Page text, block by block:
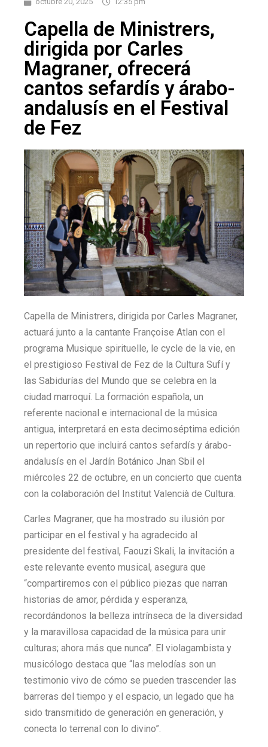
Capella de Ministrers,
dirigida por Carles
Magraner, ofrecerá
cantos sefardís y árabo-
andalusís en el Festival
de Fez
Capella de Ministrers, dirigida por Carles Magraner,
actuará junto a la cantante Françoise Atlan con el
programa Musique spirituelle, le cycle de la vie, en
el prestigioso Festival de Fez de la Cultura Sufí y
las Sabidurías del Mundo que se celebra en la
ciudad marroquí. La formación española, un
referente nacional e internacional de la música
antigua, interpretará en esta decimoséptima edición
un repertorio que incluirá cantos sefardís y árabo-
andalusís en el Jardín Botánico Jnan Sbil el
miércoles 22 de octubre, en un concierto que cuenta
con la colaboración del Institut Valencià de Cultura.
Carles Magraner, que ha mostrado su ilusión por
participar en el festival y ha agradecido al
presidente del festival, Faouzi Skali, la invitación a
este relevante evento musical, asegura que
“compartiremos con el público piezas que narran
historias de amor, pérdida y esperanza,
recordándonos la belleza intrínseca de la diversidad
y la maravillosa capacidad de la música para unir
culturas; ahora más que nunca”. El violagambista y
musicólogo destaca que “las melodías son un
testimonio vivo de cómo se pueden trascender las
barreras del tiempo y el espacio, un legado que ha
sido transmitido de generación en generación, y
conecta lo terrenal con lo divino”.